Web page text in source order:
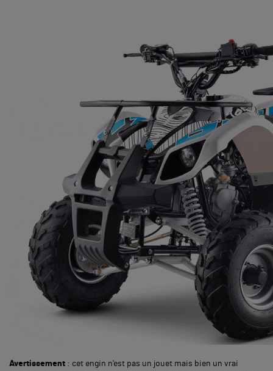
Avertissement : cet engin n'est pas un jouet mais bien un vrai